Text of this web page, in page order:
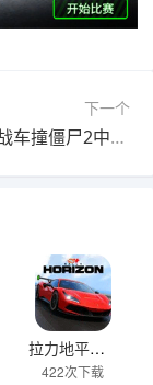
下一个
下一篇：战车撞僵尸2中文版正版 v1.4.58安卓版
拉力地平线汉化版 v2.5.10安卓版
422次下载